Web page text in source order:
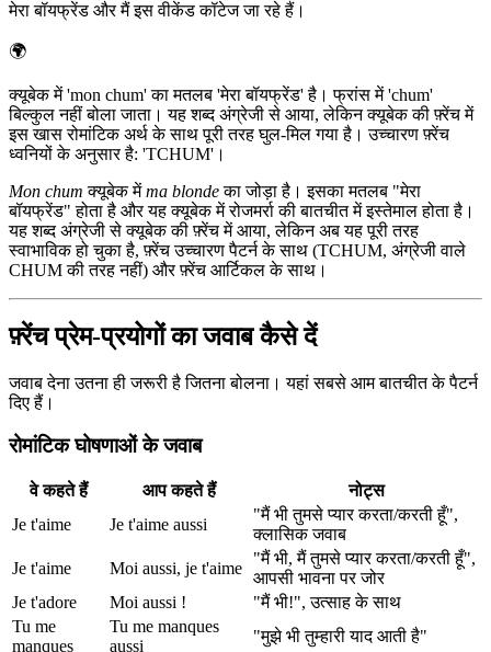
मेरा बॉयफ्रेंड और मैं इस वीकेंड कॉटेज जा रहे हैं।
🌍
क्यूबेक में 'mon chum' का मतलब 'मेरा बॉयफ्रेंड' है। फ्रांस में 'chum'
बिल्कुल नहीं बोला जाता। यह शब्द अंग्रेजी से आया, लेकिन क्यूबेक की फ़्रेंच में
इस खास रोमांटिक अर्थ के साथ पूरी तरह घुल-मिल गया है। उच्चारण फ़्रेंच
ध्वनियों के अनुसार है: 'TCHUM'।
Mon chum क्यूबेक मेंma blondeका जोड़ा है। इसका मतलब "मेरा
बॉयफ्रेंड" होता है और यह क्यूबेक में रोजमर्रा की बातचीत में इस्तेमाल होता है।
यह शब्द अंग्रेजी से क्यूबेक की फ़्रेंच में आया, लेकिन अब यह पूरी तरह
स्वाभाविक हो चुका है, फ़्रेंच उच्चारण पैटर्न के साथ (TCHUM, अंग्रेजी वाले
CHUM की तरह नहीं) और फ़्रेंच आर्टिकल के साथ।
फ़्रेंच प्रेम-प्रयोगों का जवाब कैसे दें
जवाब देना उतना ही जरूरी है जितना बोलना। यहां सबसे आम बातचीत के पैटर्न
दिए हैं।
रोमांटिक घोषणाओं के जवाब
वे कहते हैं आप कहते हैं
नोट्स
Je t'aime
Je t'aime aussi
"मैं भी तुमसे प्यार करता/करती हूँ",
क्लासिक जवाब
Je t'aime
Moi aussi, je t'aime
"मैं भी, मैं तुमसे प्यार करता/करती हूँ",
आपसी भावना पर जोर
Je t'adore
Moi aussi !
"मैं भी!", उत्साह के साथ
Tu me
manques
Tu me manques
aussi
"मुझे भी तुम्हारी याद आती है"